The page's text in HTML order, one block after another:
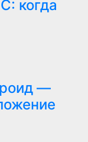
когда
—